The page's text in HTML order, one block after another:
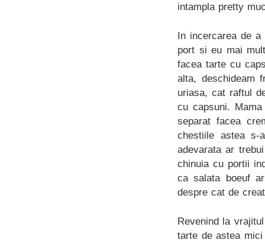
intampla pretty
In incercarea de
port si eu mai
facea tarte cu
alta, deschideam
uriasa, cat raftul
cu capsuni.
separat facea
chestiile astea
adevarata ar
chinuia cu portii
ca salata boeuf
despre cat de
Revenind la
tarte de astea